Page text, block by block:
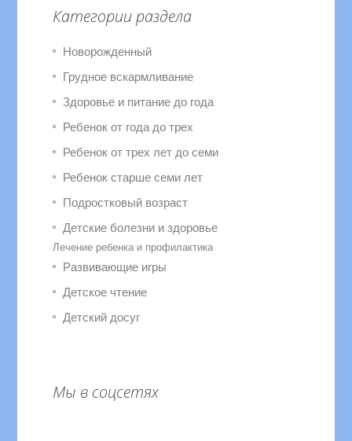
Категории раздела
Новорожденный
Грудное вскармливание
Здоровье и питание до года
Ребенок от года до трех
Ребенок от трех лет до семи
Ребенок старше семи лет
Подростковый возраст
Детские болезни и здоровье
Лечение ребенка и профилактика
Развивающие игры
Детское чтение
Детский досуг
Мы в соцсетях